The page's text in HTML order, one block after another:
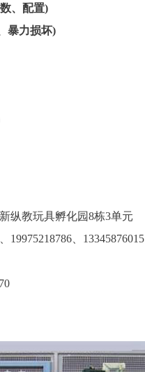
、配置)
暴力损坏)
纵教玩具孵化园8栋3单元
19975218786、13345876015